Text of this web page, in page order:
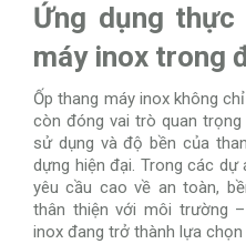
Ứng dụng
máy inox trong
Ốp thang máy inox không
còn đóng vai trò quan
sử dụng và độ bền của
dựng hiện đại. Trong các
yêu cầu cao về an toàn,
thân thiện với môi trường
inox đang trở thành lựa chọn